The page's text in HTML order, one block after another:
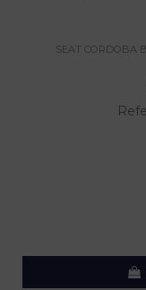
SEAT CORDOBA